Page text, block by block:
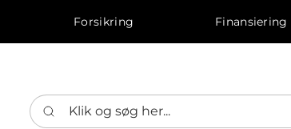
Forsikring Finansiering